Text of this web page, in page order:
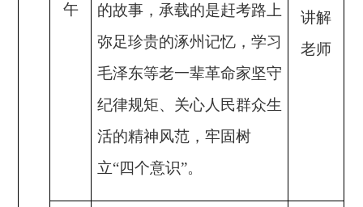
午
的故事， 承载的是赶考路上
弥足珍贵的涿州记忆，学习
毛泽东等老一辈革命家坚守
纪律规矩、关心人民群众生
活的精神风范，牢固树
立“四个意识”。
讲解
老师